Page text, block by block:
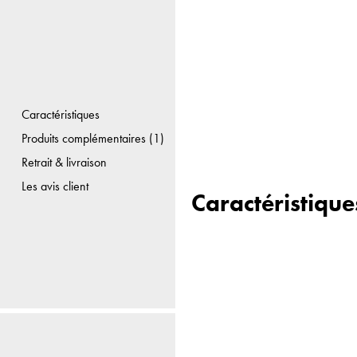
Caractéristiques
Produits complémentaires (1)
Retrait & livraison
Les avis client